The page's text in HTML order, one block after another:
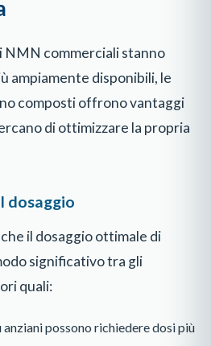
commerciali stanno
ampiamente disponibili, le
composti offrono vantaggi
di ottimizzare la propria
dosaggio
il dosaggio ottimale di
significativo tra gli
quali:
possono richiedere dosi più